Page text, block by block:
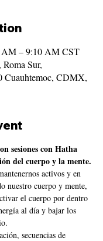
– 9:10 AM CST
Roma Sur,
Cuauhtemoc, CDMX,
sesiones con Hatha
del cuerpo y la mente.
activos y en
nuestro cuerpo y mente,
el cuerpo por dentro
al día y bajar los
secuencias de